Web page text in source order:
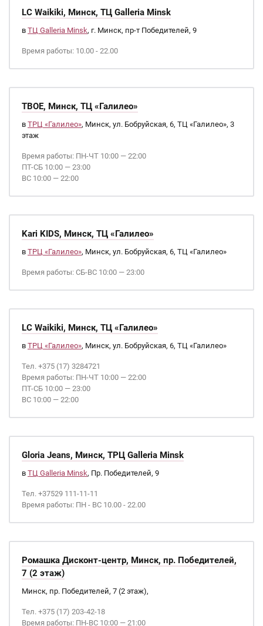
LC Waikiki, Минск, ТЦ Galleria Minsk
в ТЦ Galleria Minsk, г. Минск, пр-т Победителей, 9
Время работы: 10.00 - 22.00
ТВОЕ, Минск, ТЦ «Галилео»
в ТРЦ «Галилео», Минск, ул. Бобруйская, 6, ТЦ «Галилео», 3
этаж
Время работы: ПН-ЧТ 10:00 — 22:00
ПТ-СБ 10:00 — 23:00
ВС 10:00 — 22:00
Kari KIDS, Минск, ТЦ «Галилео»
в ТРЦ «Галилео», Минск, ул. Бобруйская, 6, ТЦ «Галилео»
Время работы: СБ-ВС 10:00 — 23:00
LC Waikiki, Минск, ТЦ «Галилео»
в ТРЦ «Галилео», Минск, ул. Бобруйская, 6, ТЦ «Галилео»
Тел. +375 (17) 3284721
Время работы: ПН-ЧТ 10:00 — 22:00
ПТ-СБ 10:00 — 23:00
ВС 10:00 — 22:00
Gloria Jeans, Минск, ТРЦ Galleria Minsk
в ТЦ Galleria Minsk, Пр. Победителей, 9
Тел. +37529 111-11-11
Время работы: ПН - ВС 10.00 - 22.00
Ромашка Дисконт-центр, Минск, пр. Победителей,
7 (2 этаж)
Минск, пр. Победителей, 7 (2 этаж),
Тел. +375 (17) 203-42-18
Время работы: ПН-ВС 10:00 — 21:00